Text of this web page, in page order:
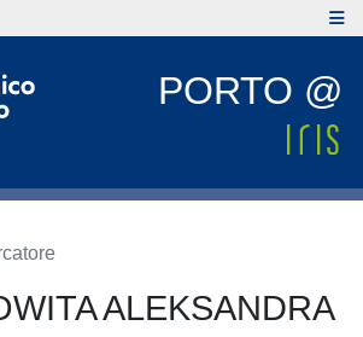
PORTO @
ALEKSANDRA